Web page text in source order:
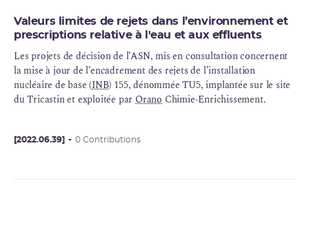
Valeurs limites de rejets dans l’environnement et
prescriptions relative à l'eau et aux effluents
Les projets de décision de l’ASN, mis en consultation concernent
la mise à jour de l’encadrement des rejets de l’installation
nucléaire de base (INB) 155, dénommée TU5, implantée sur le site
du Tricastin et exploitée parOrano Chimie-Enrichissement.
[2022.06.39] 0 Contributions